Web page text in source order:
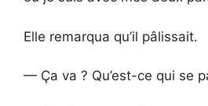
Elle remarqua qu’il pâlissait.
— Ça va ? Qu’est-ce qui se